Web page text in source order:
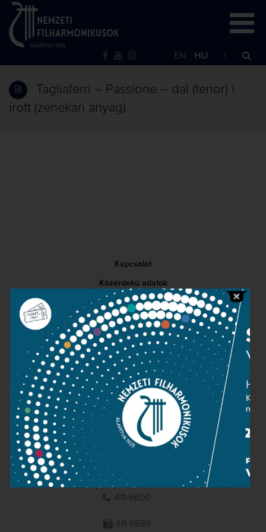
EN HU
Tagliaferri – Passione – dal (tenor) |
írott (zenekari anyag)
Kapcsolat
Közérdekű adatok
Sajtószoba
Adatvédelem
Impresszum
NEMZETI
FILHARMONIKUSOK
1095 Budapest, Komor Marcell u. 1. (Müpa)
411-6600
411-6699